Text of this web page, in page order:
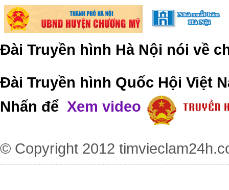
Đài Truyền hình Hà Nội nói về
Đài Truyền hình Quốc Hội Việt
Nhấn để Xem video
© Copyright 2012